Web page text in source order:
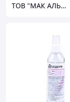
ТОВ "МАК АЛЬЯНС"